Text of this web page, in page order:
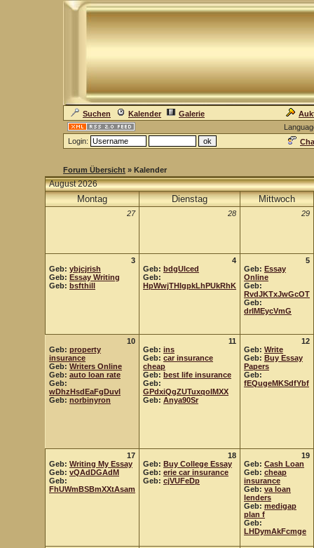
Suchen Kalender Galerie
Login:
Forum Übersicht » Kalender
August 2026
Montag Dienstag Mittwoch
27 28 29
3
Geb: ybjcjrish
Geb: Essay Writing
Geb: bsfthill
4
Geb: bdgUlced
Geb:
HpWwjTHIgpkLhPUkRhK
5
Geb: Essay
Online
Geb:
RvdJKTxJwGcOT
Geb:
drIMEycVmG
10
Geb: property
insurance
Geb: Writers Online
Geb: auto loan rate
Geb:
wDhzHsdEaFgDuvl
Geb: norbinyron
11
Geb: ins
Geb: car insurance
cheap
Geb: best life insurance
Geb:
GPdxiQgZUTuxqoIMXX
Geb: Anya90Sr
12
Geb: Write
Geb: Buy Essay
Papers
Geb:
fEQugeMKSdfYbf
17
Geb: Writing My Essay
Geb: vQAdDGAdM
Geb:
FhUWmBSBmXXtAsam
18
Geb: Buy College Essay
Geb: erie car insurance
Geb: cjVUFeDp
19
Geb: Cash Loan
Geb: cheap
insurance
Geb: va loan
lenders
Geb: medigap
plan f
Geb:
LHDymAkFcmge